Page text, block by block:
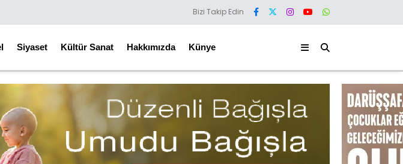
Bizi Takip Edin
Siyaset Kültür Sanat Hakkımızda Künye